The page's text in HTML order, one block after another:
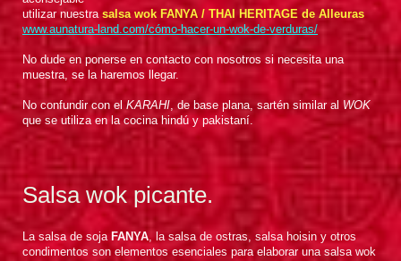
utilizar nuestra salsa wok FANYA / THAI HERITAGE de Alleuras
www.aunatura-land.com/cómo-hacer-un-wok-de-verduras/
No dude en ponerse en contacto con nosotros si necesita una
muestra, se la haremos llegar.
No confundir con el KARAHI, de base plana, sartén similar al WOK
que se utiliza en la cocina hindú y pakistaní.
Salsa wok picante.
La salsa de soja FANYA, la salsa de ostras, salsa hoisin y otros
condimentos son elementos esenciales para elaborar una salsa wok